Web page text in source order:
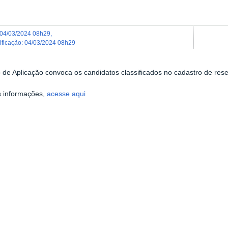
04/03/2024 08h29
:04/03/2024 08h29
de Aplicação convoca os candidatos classificados no cadastro de
informações, acesse aqui